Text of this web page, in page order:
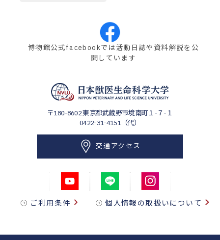
博物館公式facebookでは活動日誌や資料解説を公
開しています
〒180-8602東京都武蔵野市境南町１-７-１
0422-31-4151（代）
交通アクセス
ご利用条件 個人情報の取扱いについて